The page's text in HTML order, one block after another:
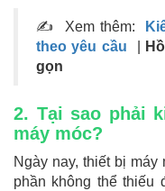
✍ Xem thêm:
theo yêu cầu
gọn
2. Tại sao phải
máy móc?
Ngày nay, thiết bị
phần không thể thiếu